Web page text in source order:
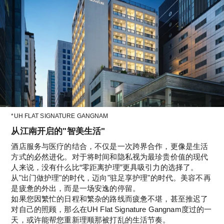
*UH FLAT SIGNATURE GANGNAM
从江南开启的"智美生活"
酒店服务与医疗的结合，不仅是一次跨界合作，更像是生活
方式的必然进化。对于将时间和隐私视为最珍贵价值的现代
人来说，没有什么比“零距离护理”更具吸引力的选择了。
从"出门做护理"的时代，迈向"驻足享护理"的时代。美容不再
是疲惫的外出，而是一场安逸的停留。
如果您因繁忙的日程和繁杂的路线而疲惫不堪，甚至推迟了
对自己的照顾，那么在UH Flat Signature Gangnam度过的一
天，或许能帮您重新理顺那被打乱的生活节奏。